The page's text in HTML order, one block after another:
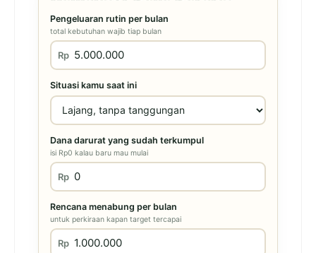
Pengeluaran rutin per bulan
total kebutuhan wajib tiap bulan
Rp
Situasi kamu saat ini
Dana darurat yang sudah terkumpul
isi Rp0 kalau baru mau mulai
Rp
Rencana menabung per bulan
untuk perkiraan kapan target tercapai
Rp